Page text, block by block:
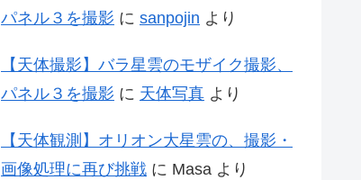
パネル３を撮影 に sanpojin より
【天体撮影】バラ星雲のモザイク撮影、
パネル３を撮影 に 天体写真 より
【天体観測】オリオン大星雲の、撮影・
画像処理に再び挑戦 に Masa より